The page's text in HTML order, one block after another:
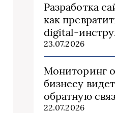
Разработка
как
digital-
23.07.2026
Мониторинг
бизнесу
обратную
22.07.2026